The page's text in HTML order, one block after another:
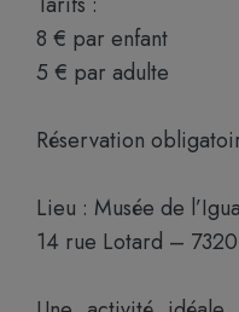
8 € par enfant
5 € par adulte
Réservation
Lieu : Musée de
14 rue Lotard –